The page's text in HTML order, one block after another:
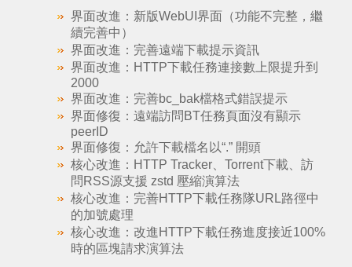
界面改進：新版WebUI界面（功能不完整，繼
續完善中）
界面改進：完善遠端下載提示資訊
界面改進：HTTP下載任務連接數上限提升到
2000
界面改進：完善bc_bak檔格式錯誤提示
界面修復：遠端訪問BT任務頁面沒有顯示
peerID
界面修復：允許下載檔名以“.” 開頭
核心改進：HTTP Tracker、Torrent下載、訪
問RSS源支援 zstd 壓縮演算法
核心改進：完善HTTP下載任務隊URL路徑中
的加號處理
核心改進：改進HTTP下載任務進度接近100%
時的區塊請求演算法